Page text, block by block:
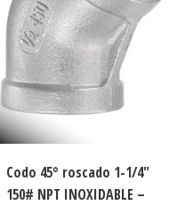
Codo 45° roscado 1-1/4″
150# NPT INOXIDABLE –